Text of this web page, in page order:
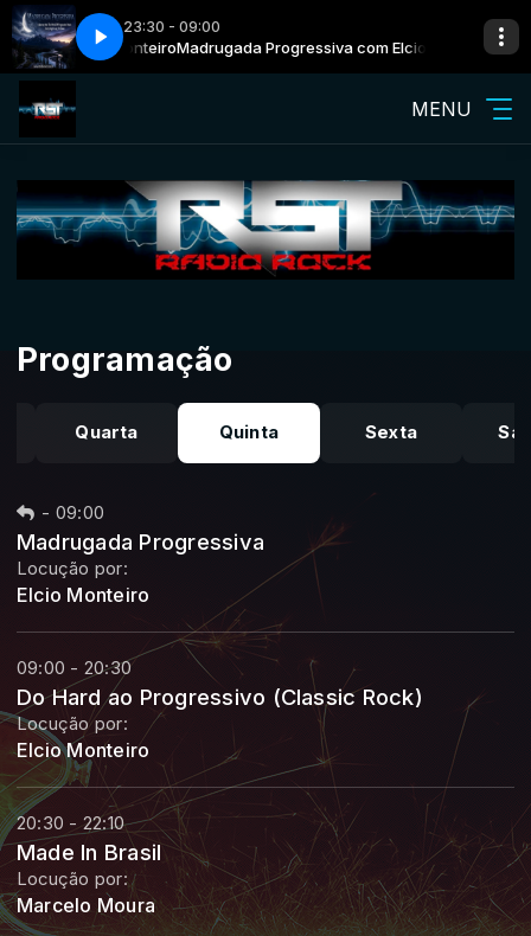
23:30 - 09:00
com Elcio MonteiroMadrugada Progressiva com Elcio Monteiro
Terra Part 2 Mythos - Encyclopedia Terra Part 2
MENU
Programação
Quarta Quinta Sexta
- 09:00
Madrugada Progressiva
Locução por:
Elcio Monteiro
09:00 - 20:30
Do Hard ao Progressivo (Classic Rock)
Locução por:
Elcio Monteiro
20:30 - 22:10
Made In Brasil
Locução por:
Marcelo Moura